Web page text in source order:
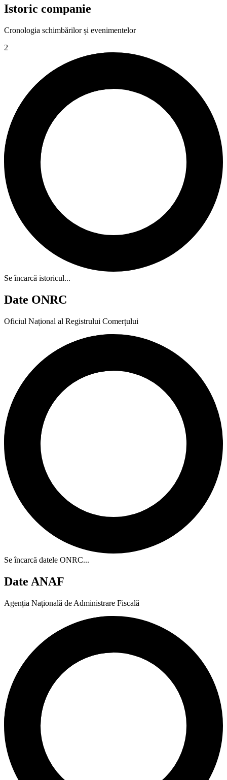
Istoric companie
Cronologia schimbărilor și evenimentelor
2
Se încarcă istoricul...
Date ONRC
Oficiul Național al Registrului Comerțului
Se încarcă datele ONRC...
Date ANAF
Agenția Națională de Administrare Fiscală